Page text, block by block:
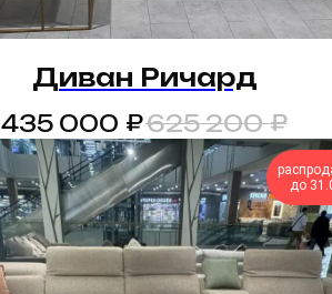
Диван Ричард
435 000 ₽625 200 ₽
до